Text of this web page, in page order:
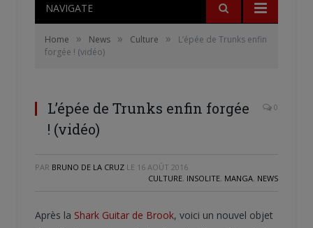
NAVIGATE
Home » News » Culture »
L’épée de Trunks enfin
forgée ! (vidéo)
L’épée de Trunks enfin forgée
! (vidéo)
0
PAR BRUNO DE LA CRUZ LE 16 AOÛT 2016
CULTURE, INSOLITE, MANGA, NEWS
Après la Shark Guitar de Brook, voici un nouvel objet